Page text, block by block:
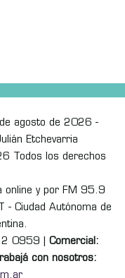
agosto de 2026 -
Etchevarria
Todos los derechos
online y por FM 95.9
Ciudad Autónoma de
0959 | Comercial:
con nosotros: